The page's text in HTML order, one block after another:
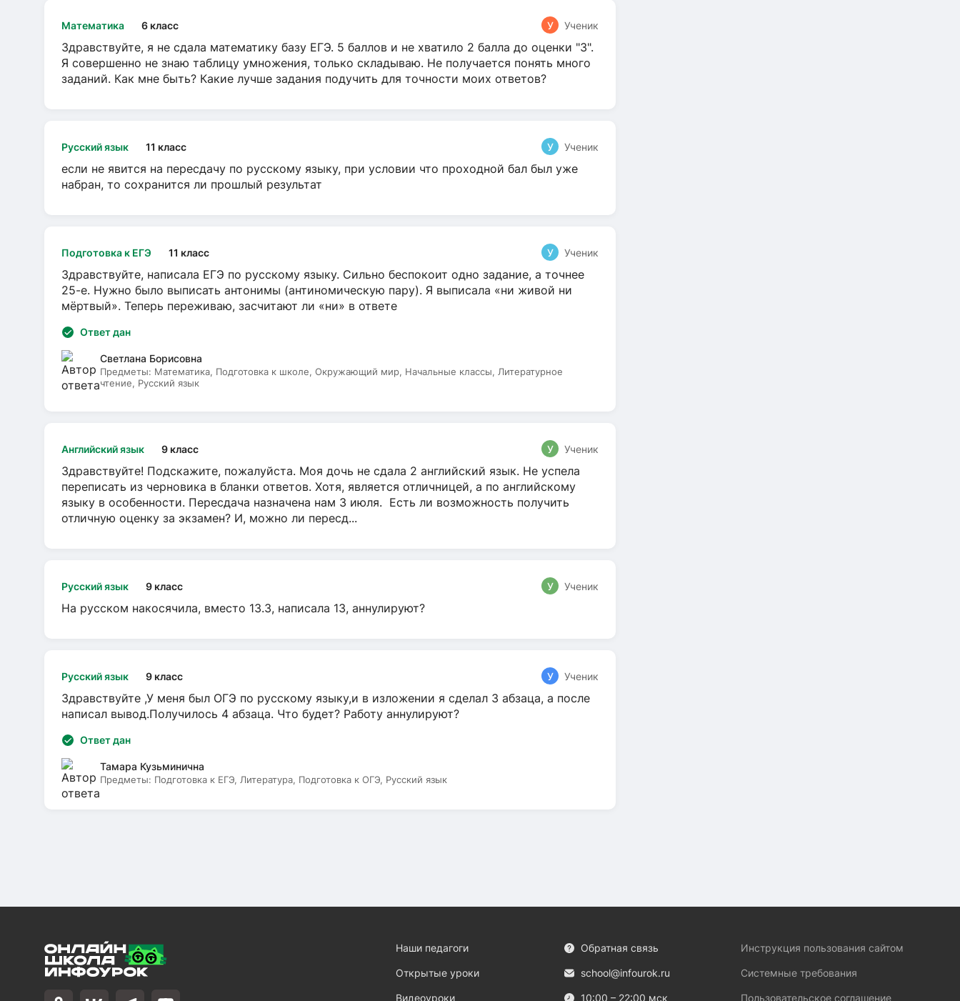
Математика 6 класс У Ученик
Здравствуйте, я не сдала математику базу ЕГЭ. 5 баллов и не хватило 2 балла до оценки "3".
Я совершенно не знаю таблицу умножения, только складываю. Не получается понять много
заданий. Как мне быть? Какие лучше задания подучить для точности моих ответов?
Русский язык 11 класс У Ученик
если не явится на пересдачу по русскому языку, при условии что проходной бал был уже
набран, то сохранится ли прошлый результат
Подготовка к ЕГЭ 11 класс У Ученик
Здравствуйте, написала ЕГЭ по русскому языку. Сильно беспокоит одно задание, а точнее
25-е. Нужно было выписать антонимы (антиномическую пару). Я выписала «ни живой ни
мёртвый». Теперь переживаю, засчитают ли «ни» в ответе
Ответ дан
Светлана Борисовна
Предметы: Математика, Подготовка к школе, Окружающий мир, Начальные классы, Литературное
чтение, Русский язык
Английский язык 9 класс У Ученик
Здравствуйте! Подскажите, пожалуйста. Моя дочь не сдала 2 английский язык. Не успела
переписать из черновика в бланки ответов. Хотя, является отличницей, а по английскому
языку в особенности. Пересдача назначена нам 3 июля. Есть ли возможность получить
отличную оценку за экзамен? И, можно ли пересд...
Русский язык 9 класс У Ученик
На русском накосячила, вместо 13.3, написала 13, аннулируют?
Русский язык 9 класс У Ученик
Здравствуйте ,У меня был ОГЭ по русскому языку,и в изложении я сделал 3 абзаца, а после
написал вывод.Получилось 4 абзаца. Что будет? Работу аннулируют?
Ответ дан
Тамара Кузьминична
Предметы: Подготовка к ЕГЭ, Литература, Подготовка к ОГЭ, Русский язык
Наши педагоги
Открытые уроки
Видеоуроки
Обратная связь
school@infourok.ru
10:00 – 22:00 мск
Инструкция пользования сайтом
Системные требования
Пользовательское соглашение